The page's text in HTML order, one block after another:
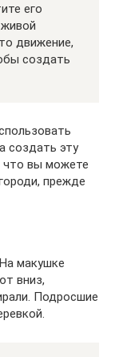
его
движение,
создать
создать эту
что вы можете
прежде
макушке
вниз,
Подросшие